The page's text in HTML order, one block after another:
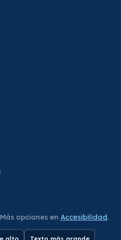
opciones en Accesibilidad.